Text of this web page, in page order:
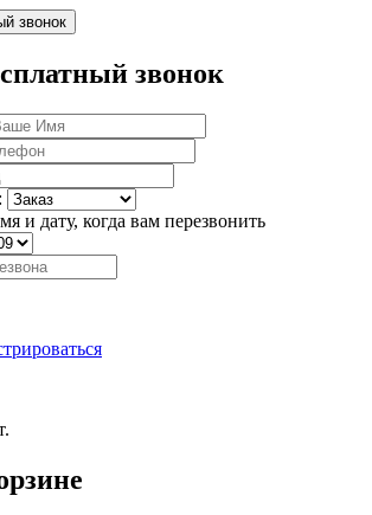
звонок
звонок
и дату, когда вам перезвонить